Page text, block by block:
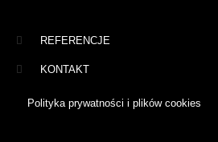
REFERENCJE
KONTAKT
Polityka prywatności i plików cookies